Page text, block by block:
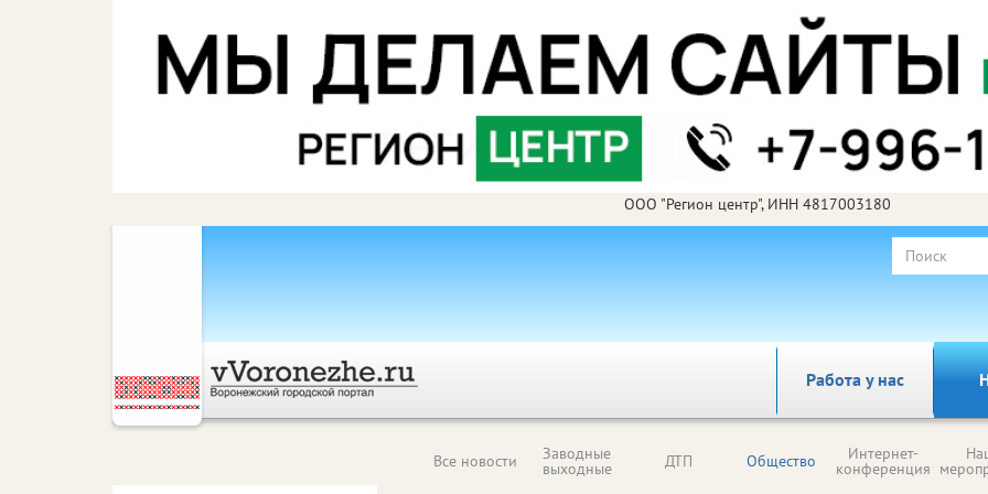
ООО "Регион центр", ИНН 4817003180
Работа у нас
Все новости Заводные
выходные ДТП Общество Интернет-
конференция